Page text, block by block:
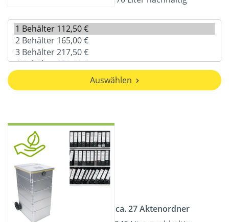
Auswählen
ca. 27 Aktenordner